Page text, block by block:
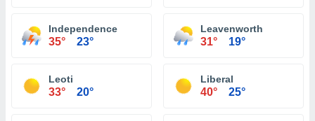
Independence
35° 23°
Leavenworth
31° 19°
Leoti
33° 20°
Liberal
40° 25°